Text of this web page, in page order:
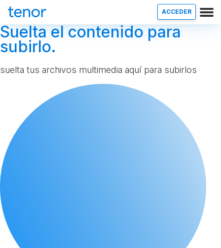
ACCEDER
Suelta el contenido para
subirlo.
suelta tus archivos multimedia aquí para subirlos